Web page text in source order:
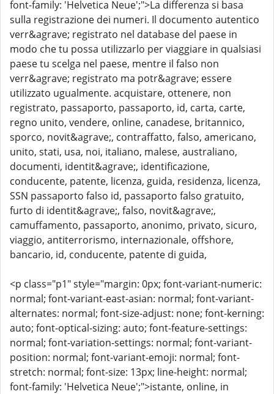
font-family: 'Helvetica Neue';">La differenza si basa
sulla registrazione dei numeri. Il documento autentico
verr&agrave; registrato nel database del paese in
modo che tu possa utilizzarlo per viaggiare in qualsiasi
paese tu scelga nel paese, mentre il falso non
verr&agrave; registrato ma potr&agrave; essere
utilizzato ugualmente. acquistare, ottenere, non
registrato, passaporto, passaporto, id, carta, carte,
regno unito, vendere, online, canadese, britannico,
sporco, novit&agrave;, contraffatto, falso, americano,
unito, stati, usa, noi, italiano, malese, australiano,
documenti, identit&agrave;, identificazione,
conducente, patente, licenza, guida, residenza, licenza,
SSN passaporto falso id, passaporto falso gratuito,
furto di identit&agrave;, falso, novit&agrave;,
camuffamento, passaporto, anonimo, privato, sicuro,
viaggio, antiterrorismo, internazionale, offshore,
bancario, id, conducente, patente di guida,
<p class="p1" style="margin: 0px; font-variant-numeric:
normal; font-variant-east-asian: normal; font-variant-
alternates: normal; font-size-adjust: none; font-kerning:
auto; font-optical-sizing: auto; font-feature-settings:
normal; font-variation-settings: normal; font-variant-
position: normal; font-variant-emoji: normal; font-
stretch: normal; font-size: 13px; line-height: normal;
font-family: 'Helvetica Neue';">istante, online, in